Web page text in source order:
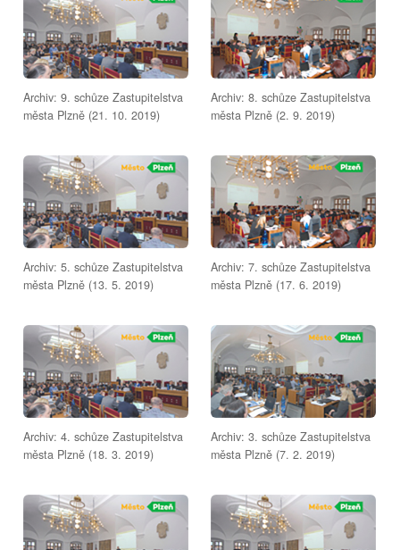
Archiv: 9. schůze Zastupitelstva
města Plzně (21. 10. 2019)
Archiv: 8. schůze Zastupitelstva
města Plzně (2. 9. 2019)
Archiv: 5. schůze Zastupitelstva
města Plzně (13. 5. 2019)
Archiv: 7. schůze Zastupitelstva
města Plzně (17. 6. 2019)
Archiv: 4. schůze Zastupitelstva
města Plzně (18. 3. 2019)
Archiv: 3. schůze Zastupitelstva
města Plzně (7. 2. 2019)